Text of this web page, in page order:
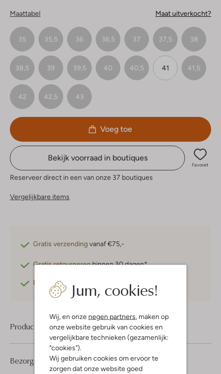
Jum, cookies!
Wij, en onze negen partners , maken op
onze website gebruik van cookies en
vergelijkbare technieken (gezamenlijk:
"cookies").
Wij gebruiken cookies om ervoor te
zorgen dat onze website goed
Maattabel Maat uitverkocht?
35 35,5 36 36,5 37 37,5 38
38,5 39 39,5 40 40,5 41 41,5
42 42,5 43
Voeg toe
Bekijk voorraad in boutiques
Favoriet
Reserveer direct in een van onze 37 boutiques
Vergelijkbare items
Gratis verzendingvanaf €75,-
Gratis retournerenbinnen 30 dagen*
Betaal achteraf
Product informatie
Bezorgen & retourneren